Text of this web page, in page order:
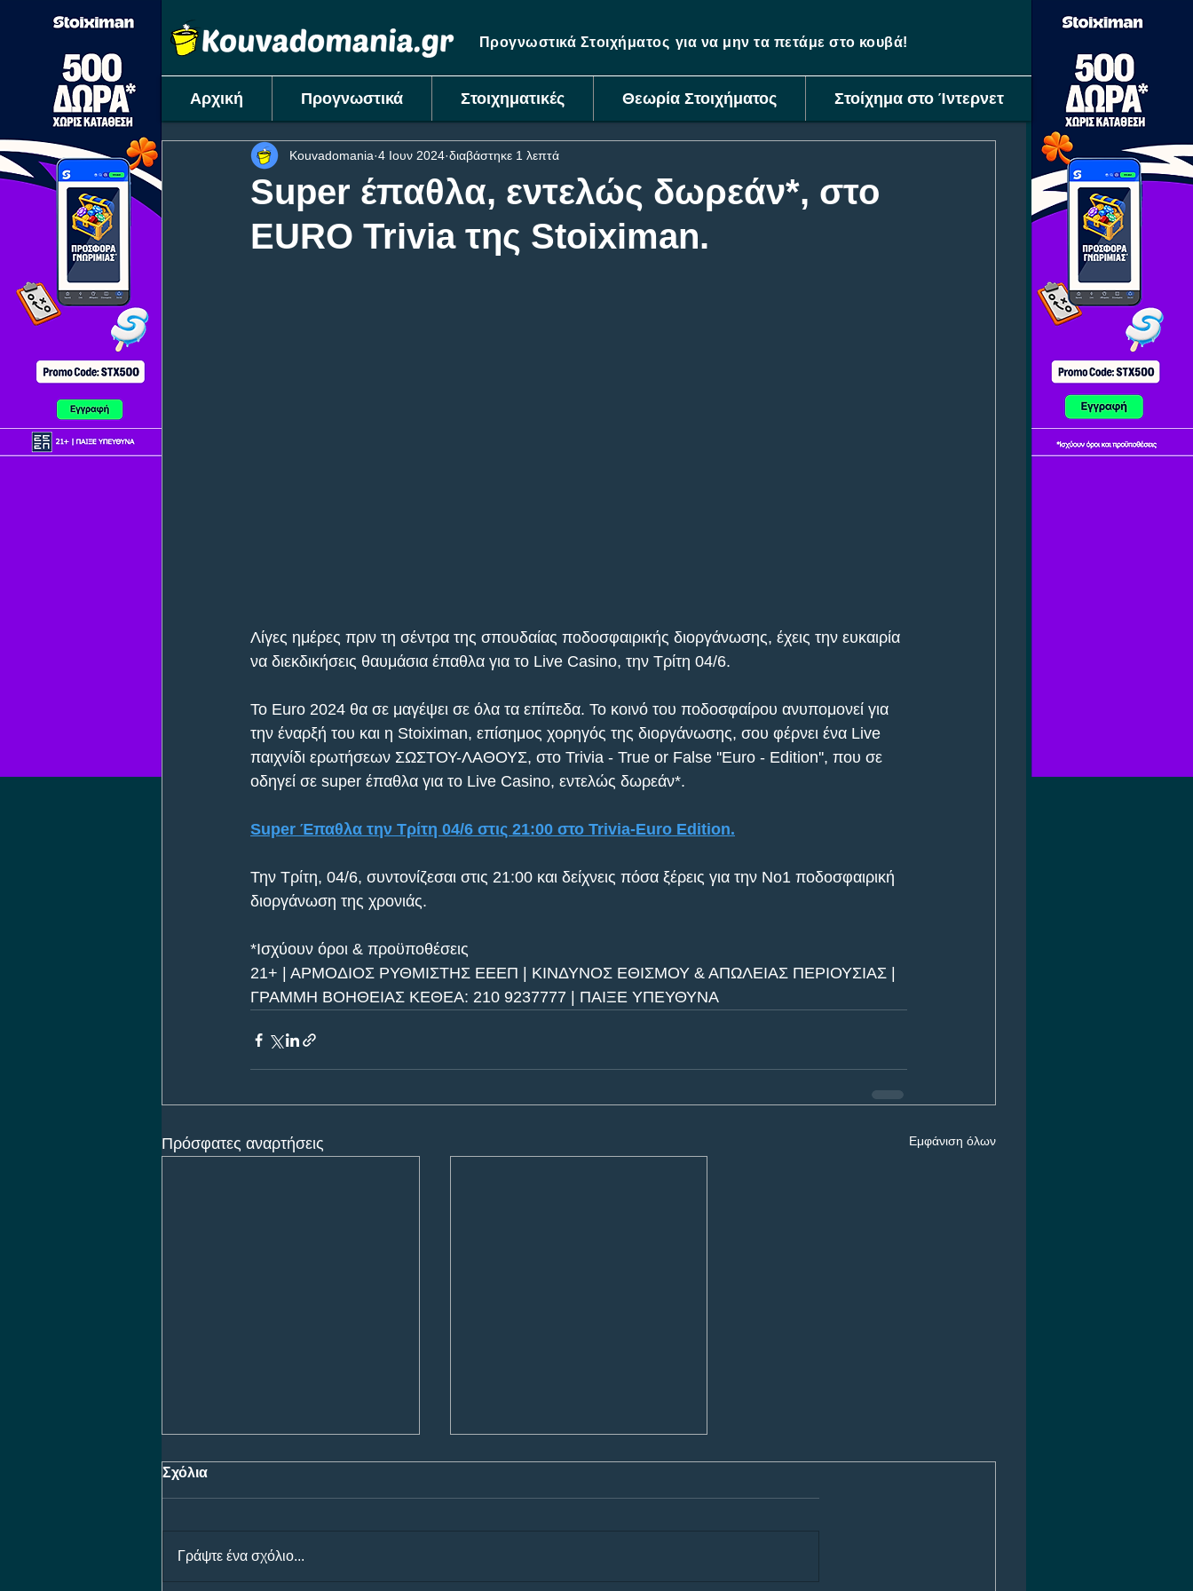
Προγνωστικά Στοιχήματος για να μην τα πετάμε στο κουβά!
Αρχική Προγνωστικά Στοιχηματικές Θεωρία Στοιχήματος Στοίχημα στο Ίντερνετ
Super έπαθλα, εντελώς δωρεάν*, στο
EURO Trivia της Stoiximan.
Kouvadomania 4 Ιουν 2024 διαβάστηκε 1 λεπτά
Λίγες ημέρες πριν τη σέντρα της σπουδαίας ποδοσφαιρικής διοργάνωσης, έχεις την ευκαιρία
να διεκδικήσεις θαυμάσια έπαθλα για το Live Casino, την Τρίτη 04/6.
Το Euro 2024 θα σε μαγέψει σε όλα τα επίπεδα. Το κοινό του ποδοσφαίρου ανυπομονεί για
την έναρξή του και η Stoiximan, επίσημος χορηγός της διοργάνωσης, σου φέρνει ένα Live
παιχνίδι ερωτήσεων ΣΩΣΤΟΥ-ΛΑΘΟΥΣ, στο Trivia - True or False ''Euro - Edition'', που σε
οδηγεί σε super έπαθλα για το Live Casino, εντελώς δωρεάν*.
Super Έπαθλα την Τρίτη 04/6 στις 21:00 στο Trivia-Euro Edition.
Την Τρίτη, 04/6, συντονίζεσαι στις 21:00 και δείχνεις πόσα ξέρεις για την Νο1 ποδοσφαιρική
διοργάνωση της χρονιάς.
*Ισχύουν όροι & προϋποθέσεις
21+ | ΑΡΜΟΔΙΟΣ ΡΥΘΜΙΣΤΗΣ ΕΕΕΠ | ΚΙΝΔΥΝΟΣ ΕΘΙΣΜΟΥ & ΑΠΩΛΕΙΑΣ ΠΕΡΙΟΥΣΙΑΣ |
ΓΡΑΜΜΗ ΒΟΗΘΕΙΑΣ ΚΕΘΕΑ: 210 9237777 | ΠΑΙΞΕ ΥΠΕΥΘΥΝΑ
Πρόσφατες αναρτήσεις Εμφάνιση όλων
Σχόλια
Γράψτε ένα σχόλιο...